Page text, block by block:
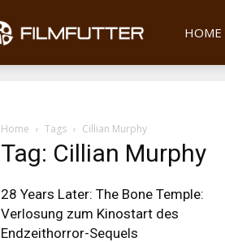
Filmfutter
HOME
Home Tags Cillian Murphy
Tag: Cillian Murphy
28 Years Later: The Bone Temple:
Verlosung zum Kinostart des
Endzeithorror-Sequels